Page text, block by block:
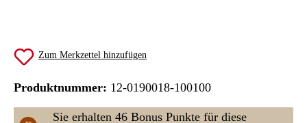
Zum Merkzettel hinzufügen
Produktnummer: 12-0190018-100100
Sie erhalten 46 Bonus Punkte für diese